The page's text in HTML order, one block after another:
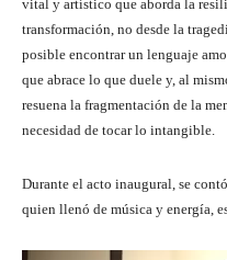
vital y artístico que aborda la
transformación, no desde la
posible encontrar un lenguaje
que abrace lo que duele y, al
resuena la fragmentación de la
necesidad de tocar lo intangible.
Durante el acto inaugural, se
quien llenó de música y energía,